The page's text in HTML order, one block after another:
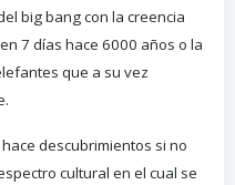
big bang con la creencia
7 días hace 6000 años o la
que a su vez
descubrimientos si no
cultural en el cual se